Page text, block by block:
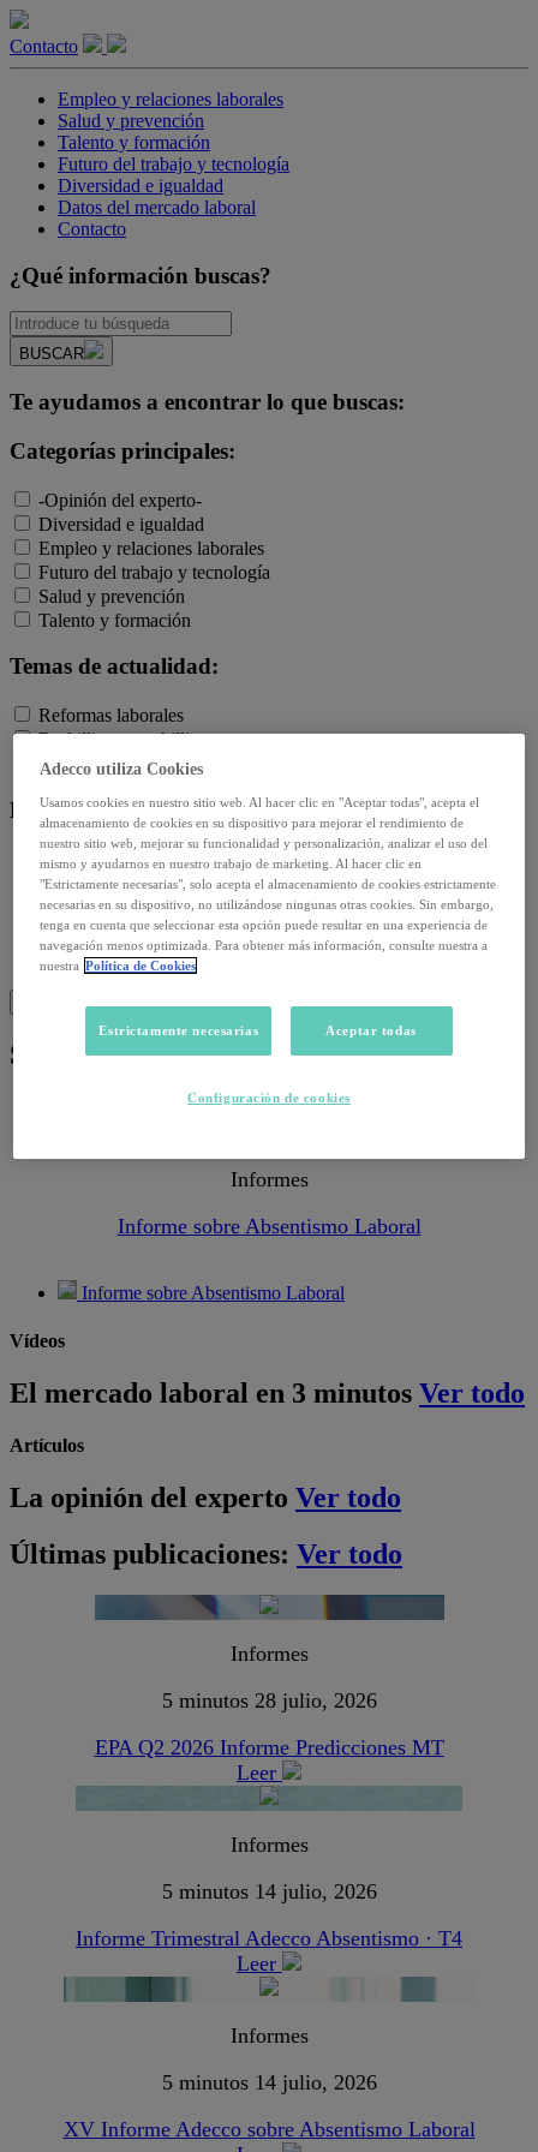
Contacto
Empleo y relaciones laborales
Salud y prevención
Talento y formación
Futuro del trabajo y tecnología
Diversidad e igualdad
Datos del mercado laboral
Contacto
¿Qué información buscas?
BUSCAR
Te ayudamos a encontrar lo que buscas:
Categorías principales:
-Opinión del experto-
Diversidad e igualdad
Empleo y relaciones laborales
Futuro del trabajo y tecnología
Salud y prevención
Talento y formación
Temas de actualidad:
Reformas laborales
Reskilling y upskilling
Salud emocional y post-pandemia
Recursos:
Artículos
Infografías
Informes
Podcast
Video
Webinar
Sin categoría:Ver todo
Informes
Informe sobre Absentismo Laboral
Informe sobre Absentismo Laboral
Vídeos
El mercado laboral en 3 minutos Ver todo
Artículos
La opinión del experto Ver todo
Últimas publicaciones: Ver todo
Informes
5 minutos 28 julio, 2026
EPA Q2 2026 Informe Predicciones MT
Leer
Informes
5 minutos 14 julio, 2026
Informe Trimestral Adecco Absentismo · T4
Leer
Informes
5 minutos 14 julio, 2026
XV Informe Adecco sobre Absentismo Laboral
Adecco utiliza Cookies
Usamos cookies en nuestro sitio web. Al hacer clic en "Aceptar todas", acepta el
almacenamiento de cookies en su dispositivo para mejorar el rendimiento de
nuestro sitio web, mejorar su funcionalidad y personalización, analizar el uso del
mismo y ayudarnos en nuestro trabajo de marketing. Al hacer clic en
"Estrictamente necesarias", solo acepta el almacenamiento de cookies estrictamente
necesarias en su dispositivo, no utilizándose ningunas otras cookies. Sin embargo,
tenga en cuenta que seleccionar esta opción puede resultar en una experiencia de
navegación menos optimizada. Para obtener más información, consulte nuestra a
nuestra Política de Cookies
Estrictamente necesarias Aceptar todas
Configuración de cookies